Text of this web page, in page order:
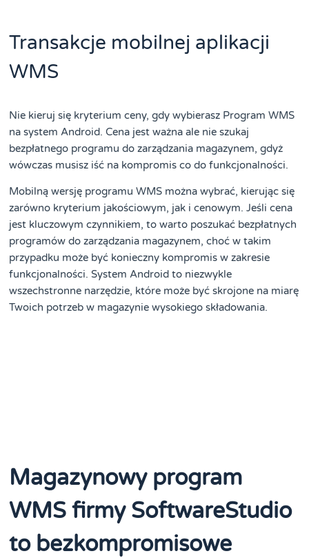
Transakcje mobilnej aplikacji
WMS
Nie kieruj się kryterium ceny, gdy wybierasz Program WMS
na system Android. Cena jest ważna ale nie szukaj
bezpłatnego programu do zarządzania magazynem, gdyż
wówczas musisz iść na kompromis co do funkcjonalności.
Mobilną wersję programu WMS można wybrać, kierując się
zarówno kryterium jakościowym, jak i cenowym. Jeśli cena
jest kluczowym czynnikiem, to warto poszukać bezpłatnych
programów do zarządzania magazynem, choć w takim
przypadku może być konieczny kompromis w zakresie
funkcjonalności. System Android to niezwykle
wszechstronne narzędzie, które może być skrojone na miarę
Twoich potrzeb w magazynie wysokiego składowania.
Magazynowy program
WMS firmy SoftwareStudio
to bezkompromisowe